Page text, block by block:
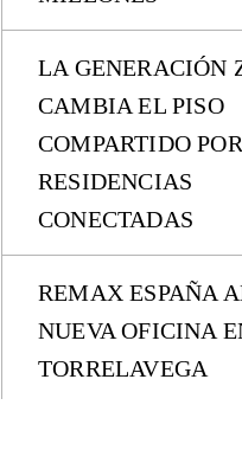
LA GENERACIÓN
CAMBIA EL PISO
COMPARTIDO POR
RESIDENCIAS
CONECTADAS
REMAX ESPAÑA
NUEVA OFICINA
TORRELAVEGA